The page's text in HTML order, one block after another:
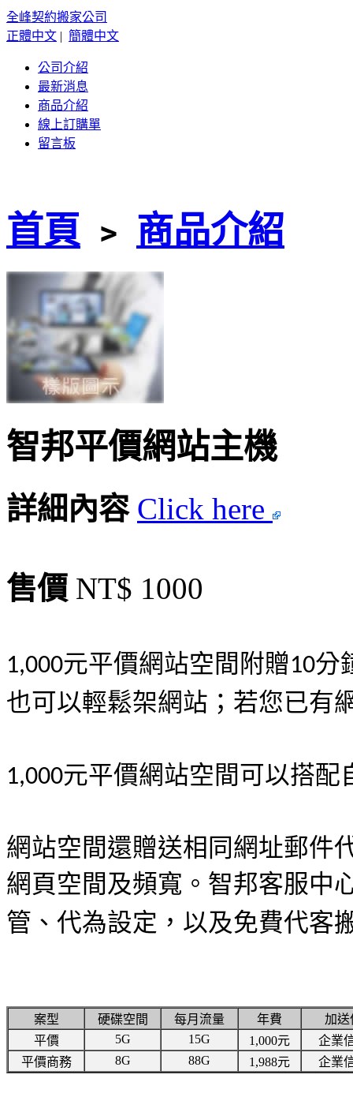
全峰契約搬家公司
正體中文 | 簡體中文
公司介紹
最新消息
商品介紹
線上訂購單
留言板
首頁 ﹥ 商品介紹
智邦平價網站主機
詳細內容 Click here
售價 NT$ 1000
1,000元平價網站空間附贈10分
也可以輕鬆架網站；若您已有
1,000元平價網站空間可以搭
網站空間還贈送相同網址郵件
網頁空間及頻寬。智邦客服中
管、代為設定，以及免費代客
案型 硬碟空間 每月流量 年費
加送
平價
5G 15G 1,000元
企業
平價商務
8G 88G 1,988元 企業